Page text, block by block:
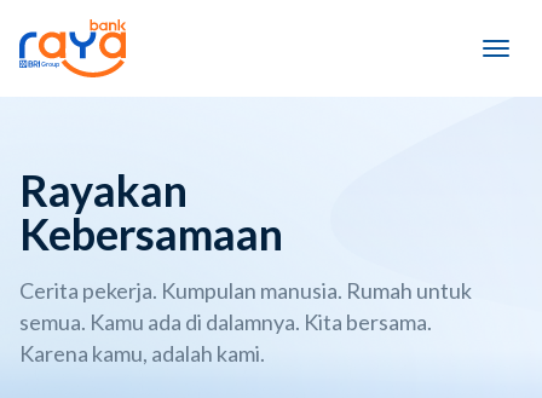
Rayakan
Kebersamaan
Cerita pekerja. Kumpulan manusia. Rumah untuk
semua. Kamu ada di dalamnya. Kita bersama.
Karena kamu, adalah kami.